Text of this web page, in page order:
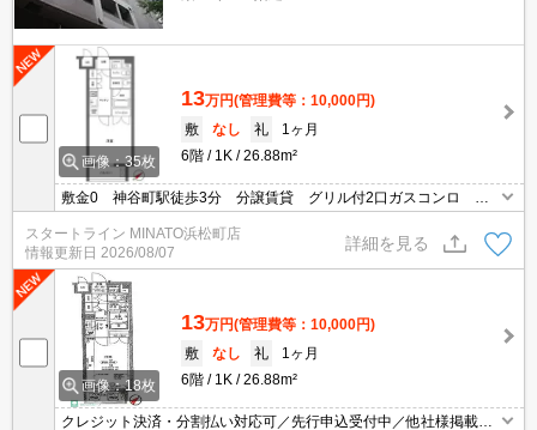
画像：35枚
13万円(管理費等：10,000円)
敷
なし 礼
1ヶ月
6階
1K 26.88m²
敷金0 神谷町駅徒歩3分 分譲賃貸 グリル付2口ガスコンロ 浴
室乾燥機 宅配BOX オートロック
スタートライン MINATO浜松町店
情報更新日 2026/08/07
詳細を見る
画像：18枚
13万円(管理費等：10,000円)
敷
なし 礼
1ヶ月
6階
1K 26.88m²
クレジット決済・分割払い対応可／先行申込受付中／他社様掲載物